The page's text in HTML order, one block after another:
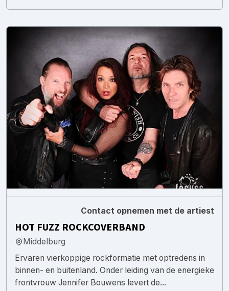
Contact opnemen met de artiest
HOT FUZZ ROCKCOVERBAND
Middelburg
Ervaren vierkoppige rockformatie met optredens in
binnen- en buitenland. Onder leiding van de energieke
frontvrouw Jennifer Bouwens levert de...